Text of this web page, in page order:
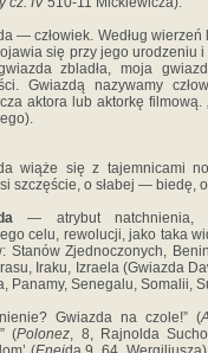
— człowiek. Według
się przy jego urodzeniu
zbladła, moja
Gwiazdą nazywamy
aktora lub aktorkę
wiąże się z tajemnicami
szczęście, o słabej — biedę,
— atrybut natchnienia,
celu, rewolucji, jako taka
Stanów Zjednoczonych,
Iraku, Izraela (Gwiazda
Panamy, Senegalu, Somalii,
Gwiazda na czole!” (
(Polonez, 8, Rajnolda